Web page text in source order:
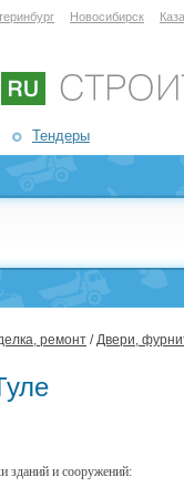
Новосибирск
Тендеры
ремонт /Двери,
зданий и сооружений: